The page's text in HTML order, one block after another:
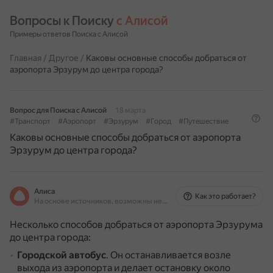
Вопросы к Поиску с Алисой
Примеры ответов Поиска с Алисой
Главная / Другое / Каковы основные способы добраться от
аэропорта Эрзурум до центра города?
Вопрос для Поиска с Алисой
18 марта
#Транспорт
#Аэропорт #Эрзурум #Город #Путешествие
Каковы основные способы добраться от аэропорта
Эрзурум до центра города?
Алиса
На основе источников, возможны неточности
Как это работает?
Несколько способов добраться от аэропорта Эрзурума
до центра города:
Городской автобус. Он останавливается возле
выхода из аэропорта и делает остановку около